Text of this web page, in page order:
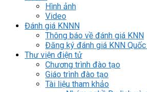
Hình ảnh
Video
Đánh giá KNNN
Thông báo về đánh giá KNN
Đăng ký đánh giá KNN Quốc
Thư viện điện tử
Chương trình đào tạo
Giáo trình đào tạo
Tài liệu tham khảo